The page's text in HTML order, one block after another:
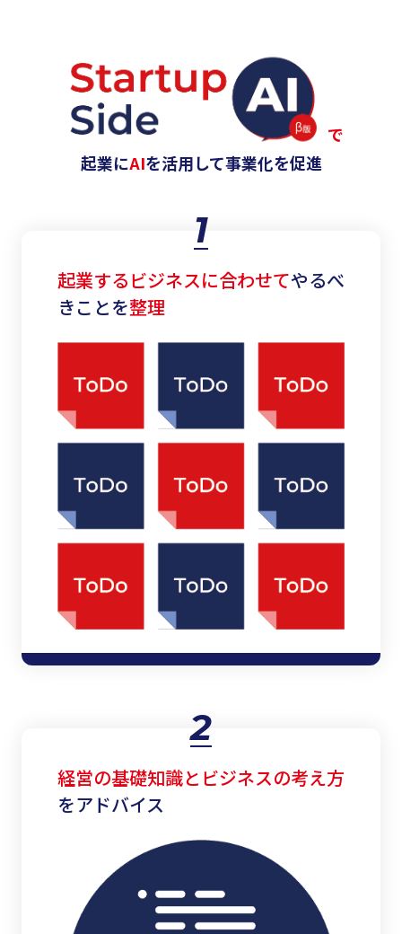
で
起業にAIを活用して事業化を促進
起業するビジネスに合わせてやるべ
きことを整理
1
経営の基礎知識とビジネスの考え方
をアドバイス
2